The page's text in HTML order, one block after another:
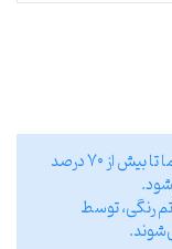
به دلیل فصلی بودن گل‌های طبیعی، سفارش شما تا بیش از ۷۰ درصد
رنگی، توسط